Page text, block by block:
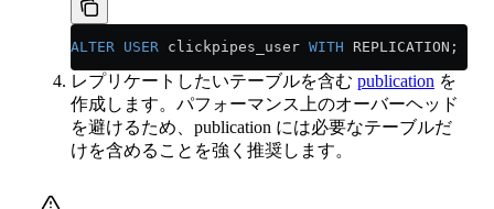
ALTER USER clickpipes_user WITH REPLICATION;
レプリケートしたいテーブルを含む publication を
作成します。パフォーマンス上のオーバーヘッド
を避けるため、publication には必要なテーブルだ
けを含めることを強く推奨します。